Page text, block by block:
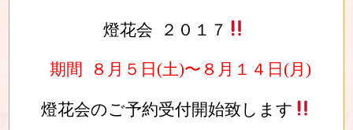
燈花会 ２０１７
期間 ８月５日(土)〜８月１４日(月)
燈花会のご予約受付開始致します